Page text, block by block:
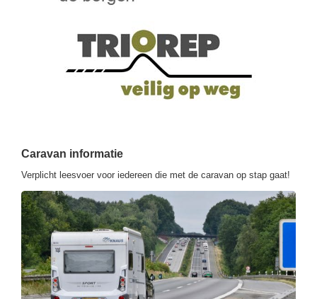
Caravan informatie
Verplicht leesvoer voor iedereen die met de caravan op stap gaat!